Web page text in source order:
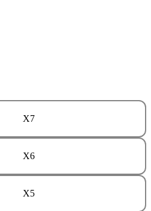
X7
X6
X5